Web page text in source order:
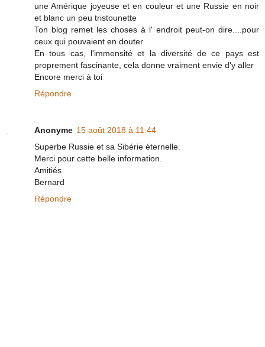
une Amérique joyeuse et en couleur et une Russie en noir
et blanc un peu tristounette
Ton blog remet les choses à l' endroit peut-on dire....pour
ceux qui pouvaient en douter
En tous cas, l'immensité et la diversité de ce pays est
proprement fascinante, cela donne vraiment envie d'y aller
Encore merci à toi
Répondre
Anonyme 15 août 2018 à 11:44
Superbe Russie et sa Sibérie éternelle.
Merci pour cette belle information.
Amitiés
Bernard
Répondre